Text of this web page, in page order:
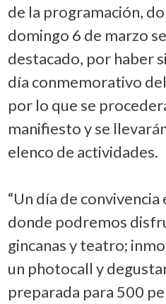
de la programación,
domingo 6 de marzo
destacado, por haber
día conmemorativo
por lo que se
manifiesto y se
elenco de actividades.
“Un día de convivencia
donde podremos
gincanas y teatro;
un photocall y
preparada para 500